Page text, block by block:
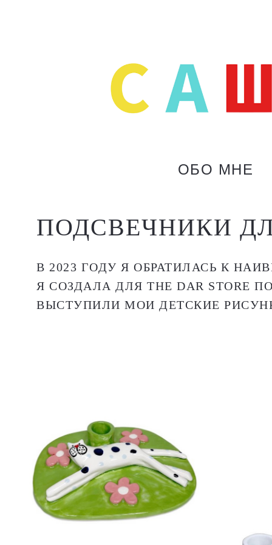
ОБО МНЕ
ПОДСВЕЧНИКИ
В 2023 ГОДУ Я ОБРАТИЛАСЬ К
Я СОЗДАЛА ДЛЯ THE DAR
ВЫСТУПИЛИ МОИ ДЕТСКИЕ